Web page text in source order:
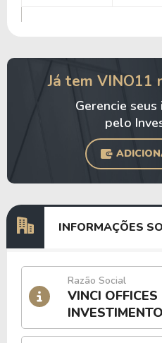
Já tem VINO11
Gerencie
pelo
INFORMAÇÕES
Razão Social
VINCI